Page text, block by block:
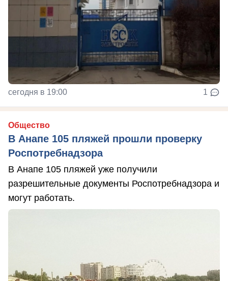
сегодня в 19:00 1
Общество
В Анапе 105 пляжей прошли проверку
Роспотребнадзора
В Анапе 105 пляжей уже получили
разрешительные документы Роспотребнадзора и
могут работать.